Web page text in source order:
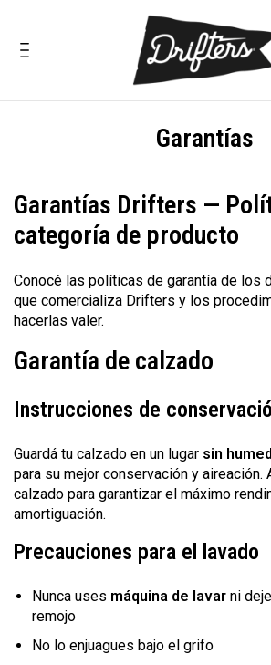
Garantías
Garantías Drifters —
categoría de producto
Conocé las políticas de garantía de los
que comercializa Drifters y los
hacerlas valer.
Garantía de calzado
Instrucciones de
Guardá tu calzado en un lugar sin
para su mejor conservación y aireación.
calzado para garantizar el máximo
amortiguación.
Precauciones para el lavado
Nunca uses máquina de lavar ni
remojo
No lo enjuagues bajo el grifo